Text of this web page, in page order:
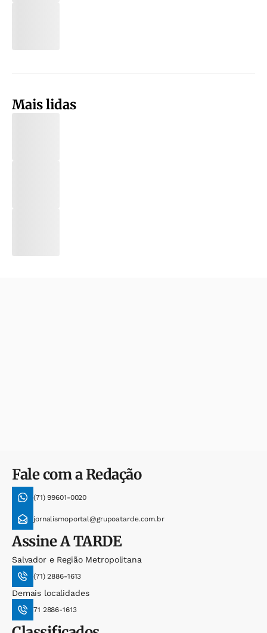
Mais lidas
Fale com a Redação
(71) 99601-0020
jornalismoportal@grupoatarde.com.br
AssineA TARDE
Salvador e Região Metropolitana
(71) 2886-1613
Demais localidades
71 2886-1613